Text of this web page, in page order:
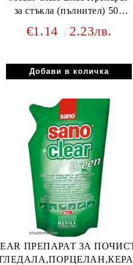
за стъкла (пълнител) 500
€1.14 2.23лв.
ПРЕПАРАТ ЗА